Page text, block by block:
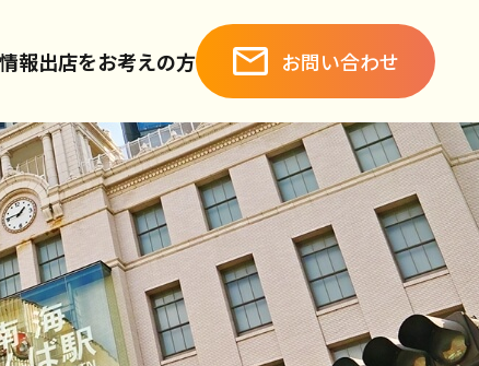
報出店をお考えの方 お問い合わせ